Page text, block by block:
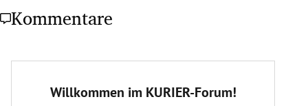
Kommentare